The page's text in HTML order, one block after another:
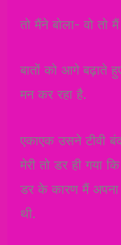
तो मैंने बोला- वो तो
बातों को आगे बढ़ाते
मन कर रहा है.
एकाएक उसने टीवी
मेरी तो डर ही गया
डर के कारण मैं अपना
थी.